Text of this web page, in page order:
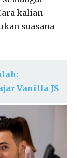
kalian
suasana
Vanilla JS